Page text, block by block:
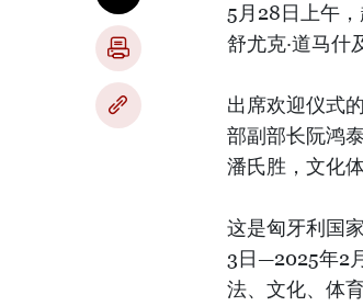
5月28日上午
舒尤克·道马什
出席欢迎仪式
部副部长阮鸿
潘氏胜，文化
这是匈牙利国
3日—2025年2
法、文化、体